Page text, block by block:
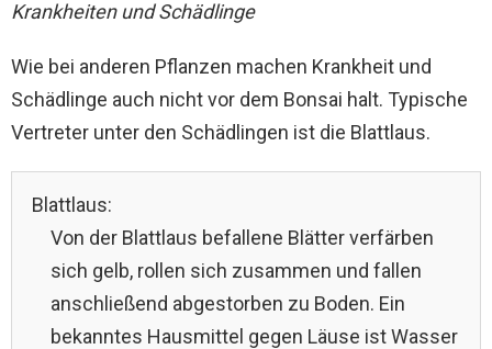
Krankheiten und Schädlinge
Wie bei anderen Pflanzen machen Krankheit und
Schädlinge auch nicht vor dem Bonsai halt. Typische
Vertreter unter den Schädlingen ist die Blattlaus.
Blattlaus:
Von der Blattlaus befallene Blätter verfärben
sich gelb, rollen sich zusammen und fallen
anschließend abgestorben zu Boden. Ein
bekanntes Hausmittel gegen Läuse ist Wasser